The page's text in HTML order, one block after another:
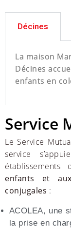
Décines
La maison
Décines
enfants en
Service
Le Service
service
enfants et
conjugales :
ACOLEA, une
la prise en